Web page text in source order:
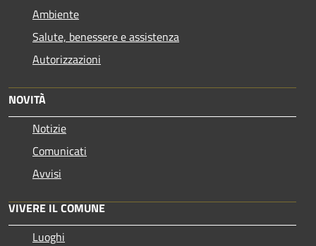
Ambiente
Salute, benessere e assistenza
Autorizzazioni
NOVITÀ
Notizie
Comunicati
Avvisi
VIVERE IL COMUNE
Luoghi